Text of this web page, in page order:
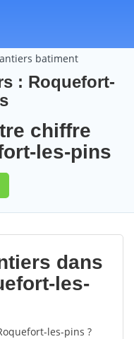
batiment
: Roquefort-
chiffre
les-pins
dans
les-
les-pins ?